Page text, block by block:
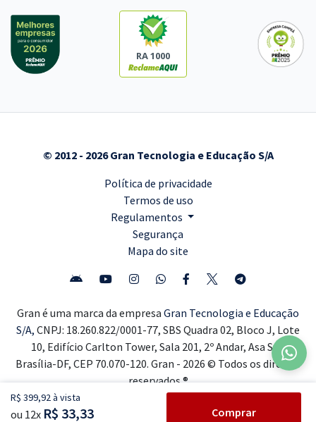
R$ 399,92 à vista
ou 12x R$ 33,33 Comprar
RA 1000
© 2012 - 2026 Gran Tecnologia e Educação S/A
Política de privacidade
Termos de uso
Regulamentos
Segurança
Mapa do site
Gran é uma marca da empresa Gran Tecnologia e Educação
S/A, CNPJ: 18.260.822/0001-77, SBS Quadra 02, Bloco J, Lote
10, Edifício Carlton Tower, Sala 201, 2º Andar, Asa Sul,
Brasília-DF, CEP 70.070-120. Gran - 2026 © Todos os direitos
reservados ®